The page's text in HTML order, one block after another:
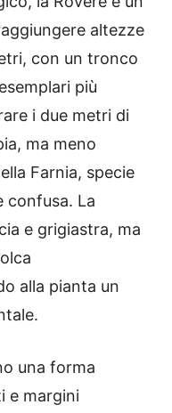
altezze
con un tronco
più
i due metri di
ma meno
Farnia, specie
confusa. La
e grigiastra, ma
alla pianta un
una forma
e margini